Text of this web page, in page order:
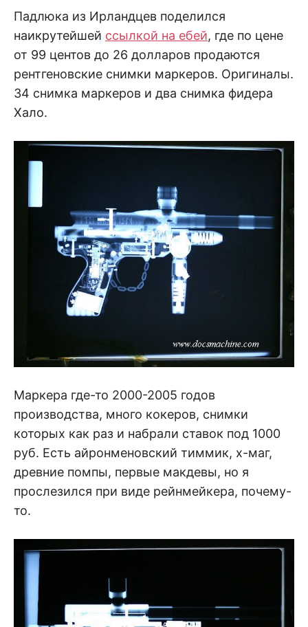
Падлюка из Ирландцев поделился
наикрутейшей ссылкой на ебей, где по цене
от 99 центов до 26 долларов продаются
рентгеновские снимки маркеров. Оригиналы.
34 снимка маркеров и два снимка фидера
Хало.
Маркера где-то 2000-2005 годов
производства, много кокеров, снимки
которых как раз и набрали ставок под 1000
руб. Есть айронменовский тиммик, х-маг,
древние помпы, первые макдевы, но я
прослезился при виде рейнмейкера, почему-
то.